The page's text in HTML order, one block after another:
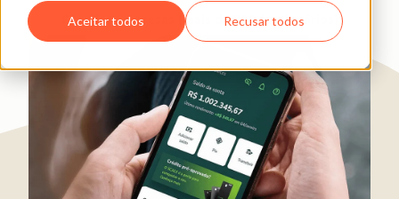
Aceitar todos Recusar todos
Grandes empresas (mais de 200 funcionários)